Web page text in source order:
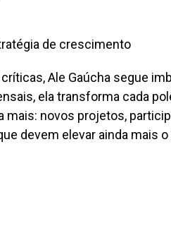
de crescimento
Ale Gaúcha segue
ela transforma cada
mais: novos projetos,
devem elevar ainda mais